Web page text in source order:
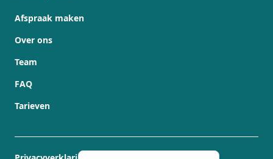
Afspraak maken
Over ons
Team
FAQ
Tarieven